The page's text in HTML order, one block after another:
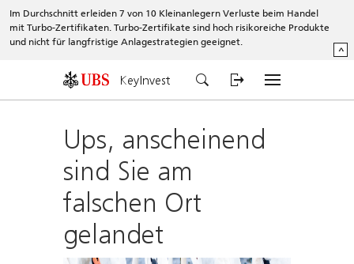
Im Durchschnitt erleiden 7 von 10 Kleinanlegern Verluste beim Handel
mit Turbo-Zertifikaten. Turbo-Zertifikate sind hoch risikoreiche Produkte
und nicht für langfristige Anlagestrategien geeignet.
^
KeyInvest
Ups, anscheinend
sind Sie am
falschen Ort
gelandet